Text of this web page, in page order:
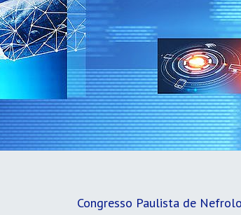
Congresso Paulista de